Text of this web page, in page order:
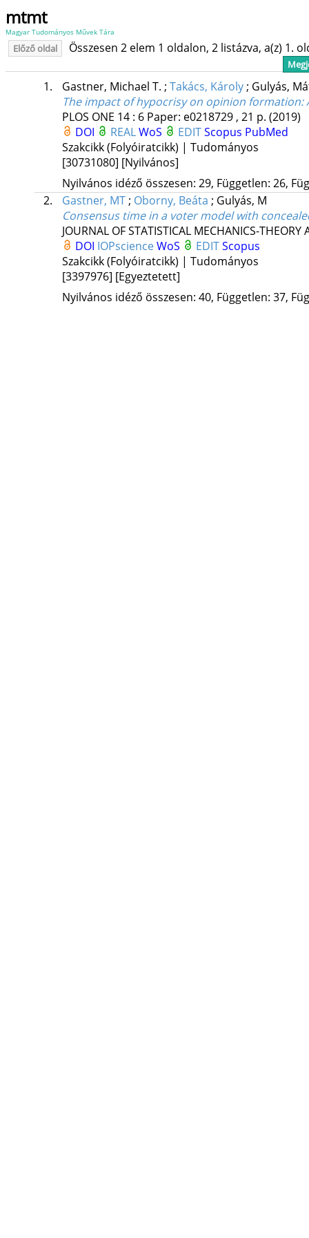
mtmt
Magyar Tudományos Művek Tára
Előző oldal Összesen 2 elem 1 oldalon, 2 listázva, a(z) 1.
1. Gastner, Michael T. ; Takács, Károly; Gulyás,
The impact of hypocrisy on opinion formation:
PLOS ONE 14: 6 Paper: e0218729 , 21 p. (2019)
DOI
REALWoS EDITScopus PubMed
Szakcikk (Folyóiratcikk) | Tudományos
[30731080] [Nyilvános]
Nyilvános idéző összesen: 29, Független: 26,
2.
Gastner, MT; Oborny, Beáta ; Gulyás, M
Consensus time in a voter model with
JOURNAL OF STATISTICAL MECHANICS-THEORY
DOI IOPscienceWoS EDITScopus
Szakcikk (Folyóiratcikk) | Tudományos
[3397976] [Egyeztetett]
Nyilvános idéző összesen: 40, Független: 37,